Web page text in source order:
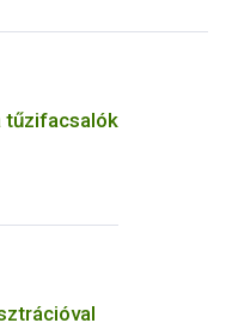
a regisztráció során
tűzifacsalók